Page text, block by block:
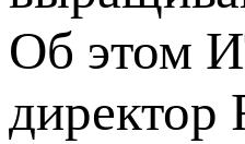
Об этом
директор